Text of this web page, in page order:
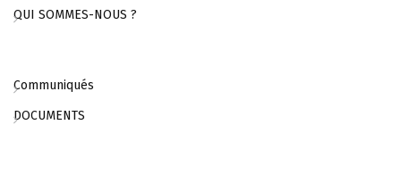
QUI SOMMES-NOUS ?
Communiqués
DOCUMENTS